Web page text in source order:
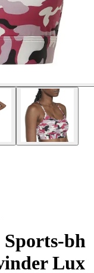
Sports-bh
Lux